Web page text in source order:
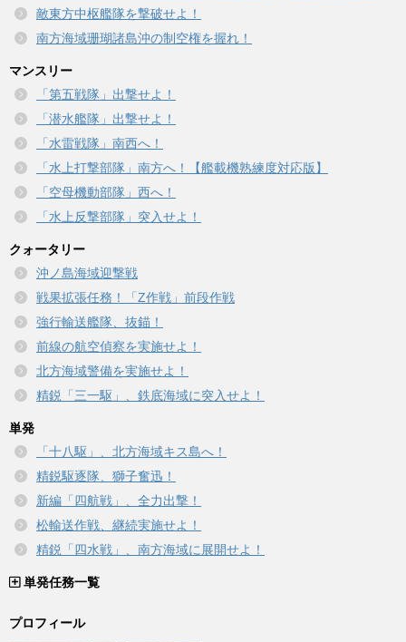
敵東方中枢艦隊を撃破せよ！
南方海域珊瑚諸島沖の制空権を握れ！
マンスリー
「第五戦隊」出撃せよ！
「潜水艦隊」出撃せよ！
「水雷戦隊」南西へ！
「水上打撃部隊」南方へ！【艦載機熟練度対応版】
「空母機動部隊」西へ！
「水上反撃部隊」突入せよ！
クォータリー
沖ノ島海域迎撃戦
戦果拡張任務！「Z作戦」前段作戦
強行輸送艦隊、抜錨！
前線の航空偵察を実施せよ！
北方海域警備を実施せよ！
精鋭「三一駆」、鉄底海域に突入せよ！
単発
「十八駆」、北方海域キス島へ！
精鋭駆逐隊、獅子奮迅！
新編「四航戦」、全力出撃！
松輸送作戦、継続実施せよ！
精鋭「四水戦」、南方海域に展開せよ！
単発任務一覧
プロフィール